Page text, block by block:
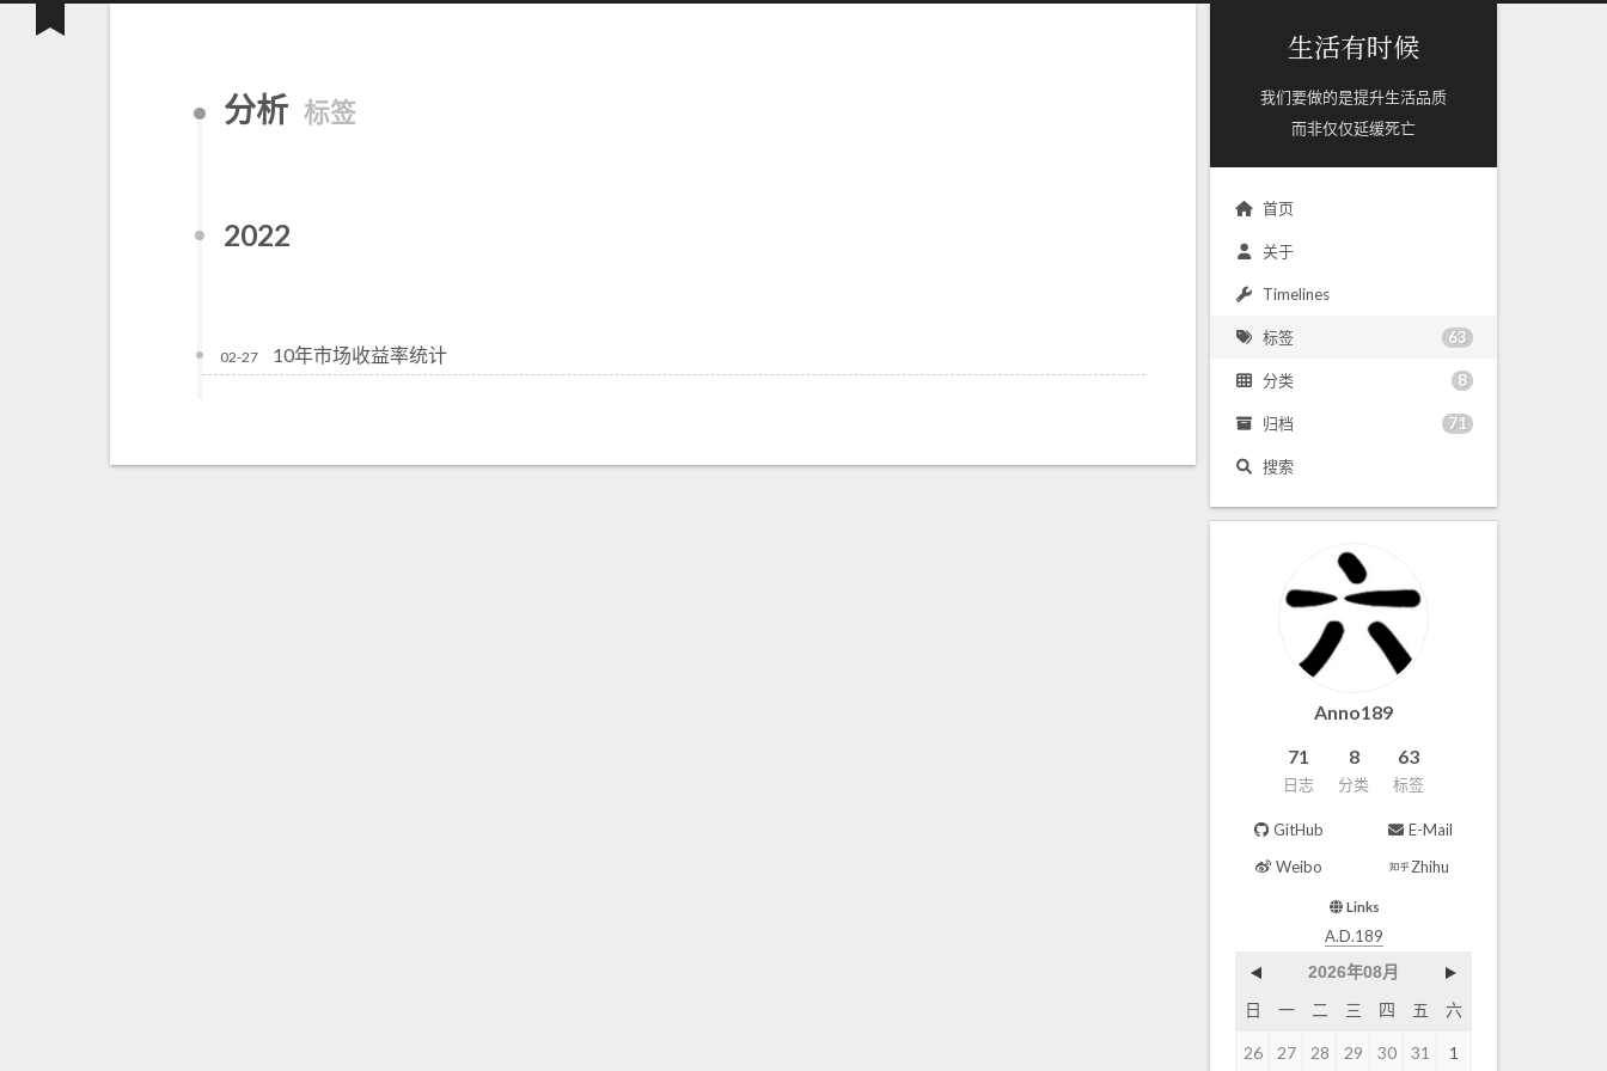
生活有时候
我们要做的是提升生活品质
而非仅仅延缓死亡
首页
关于
Timelines
标签 63
分类 8
归档 71
搜索
Anno189
71
日志
8
分类
63
标签
GitHub
E-Mail
Weibo
Zhihu
Links
A.D.189
2026年08月
日 一 二 三 四 五 六
26 27 28 29 30 31 1
分析 标签
2022
02-27 10年市场收益率统计